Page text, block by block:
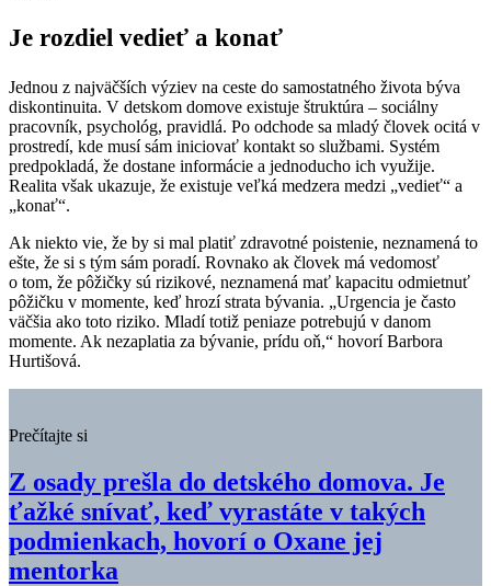
Je rozdiel vedieť a konať
Jednou z najväčších výziev na ceste do samostatného života býva
diskontinuita. V detskom domove existuje štruktúra – sociálny
pracovník, psychológ, pravidlá. Po odchode sa mladý človek ocitá v
prostredí, kde musí sám iniciovať kontakt so službami. Systém
predpokladá, že dostane informácie a jednoducho ich využije.
Realita však ukazuje, že existuje veľká medzera medzi „vedieť“ a
„konať“.
Ak niekto vie, že by si mal platiť zdravotné poistenie, neznamená to
ešte, že si s tým sám poradí. Rovnako ak človek má vedomosť
o tom, že pôžičky sú rizikové, neznamená mať kapacitu odmietnuť
pôžičku v momente, keď hrozí strata bývania. „Urgencia je často
väčšia ako toto riziko. Mladí totiž peniaze potrebujú v danom
momente. Ak nezaplatia za bývanie, prídu oň,“ hovorí Barbora
Hurtišová.
Prečítajte si
Z osady prešla do detského domova. Je
ťažké snívať, keď vyrastáte v takých
podmienkach, hovorí o Oxane jej
mentorka